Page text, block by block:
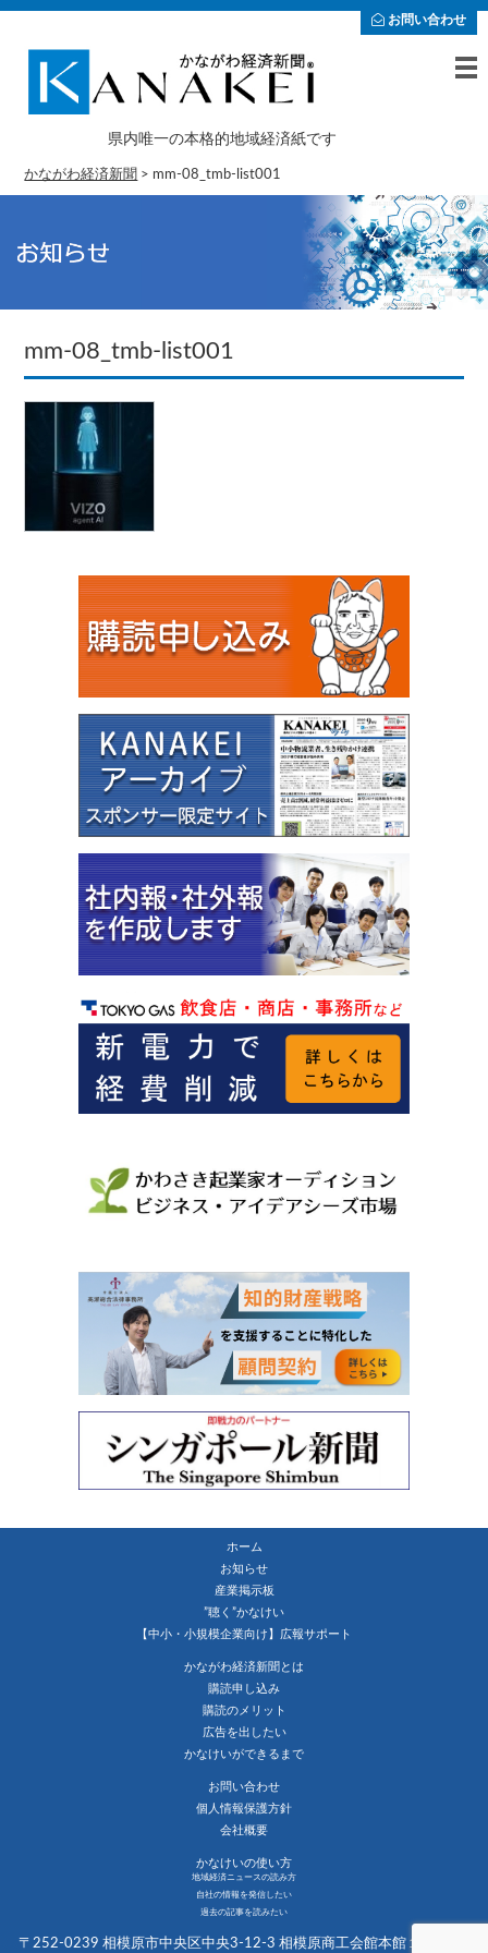
お問い合わせ
県内唯一の本格的地域経済紙です
かながわ経済新聞 > mm-08_tmb-list001
mm-08_tmb-list001
ホーム
お知らせ
産業掲示板
”聴く”かなけい
【中小・小規模企業向け】広報サポート
かながわ経済新聞とは
購読申し込み
購読のメリット
広告を出したい
かなけいができるまで
お問い合わせ
個人情報保護方針
会社概要
かなけいの使い方
地域経済ニュースの読み方
自社の情報を発信したい
過去の記事を読みたい
〒252-0239 相模原市中央区中央3-12-3 相模原商工会館本館１